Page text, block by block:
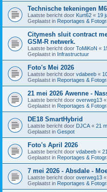
Technische tekeningen
Laatste bericht door Kurt62 « 19
Geplaatst in Reportages &
Citymesh sluit contract
GSM-R netwerk.
Laatste bericht door ToMiKoN «
Geplaatst in Infrastructuur
Foto's Mei 2026
Laatste bericht door vdabeeb «
Geplaatst in Reportages &
21 mei 2026 Awenne -
Laatste bericht door overweg13 «
Geplaatst in Reportages &
DE18 SmartHybrid
Laatste bericht door DJCA « 21
Geplaatst in Gespot
Foto's April 2026
Laatste bericht door vdabeeb «
Geplaatst in Reportages &
7 mei 2026 - Absdale -
Laatste bericht door overweg13 «
Geplaatst in Reportages &